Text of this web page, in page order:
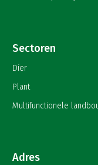
Sectoren
Dier
Plant
Multifunctionele
Adres